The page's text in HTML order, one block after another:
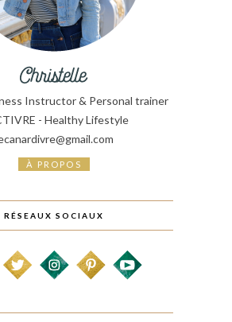
Instructor & Personal trainer
- Healthy Lifestyle
À PROPOS
RÉSEAUX SOCIAUX